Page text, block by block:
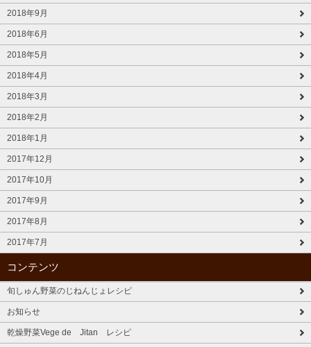
2018年9月
2018年6月
2018年5月
2018年4月
2018年3月
2018年2月
2018年1月
2017年12月
2017年10月
2017年9月
2017年8月
2017年7月
コンテンツ
旬しゅん野菜のじねんじょレシピ
お知らせ
乾燥野菜Vege de Jitan レシピ